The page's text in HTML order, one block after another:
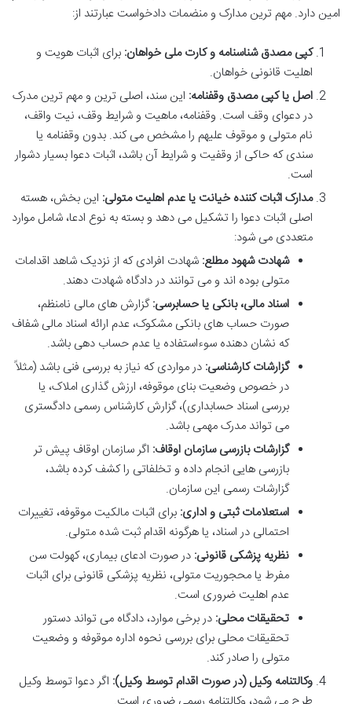
امین دارد. مهم ترین مدارک و منضمات دادخواست عبارتند از:
کپی مصدق شناسنامه و کارت ملی خواهان: برای اثبات هویت و
اهلیت قانونی خواهان.
اصل یا کپی مصدق وقفنامه: این سند، اصلی ترین و مهم ترین مدرک
در دعوای وقف است. وقفنامه، ماهیت و شرایط وقف، نیت واقف،
نام متولی و موقوف علیهم را مشخص می کند. بدون وقفنامه یا
سندی که حاکی از وقفیت و شرایط آن باشد، اثبات دعوا بسیار دشوار
است.
مدارک اثبات کننده خیانت یا عدم اهلیت متولی: این بخش، هسته
اصلی اثبات دعوا را تشکیل می دهد و بسته به نوع ادعا، شامل موارد
متعددی می شود:
شهادت شهود مطلع: شهادت افرادی که از نزدیک شاهد اقدامات
متولی بوده اند و می توانند در دادگاه شهادت دهند.
اسناد مالی، بانکی یا حسابرسی:گزارش های مالی نامنظم،
صورت حساب های بانکی مشکوک، عدم ارائه اسناد مالی شفاف
که نشان دهنده سوءاستفاده یا عدم حساب دهی باشد.
گزارشات کارشناسی: در مواردی که نیاز به بررسی فنی باشد (مثلاً
در خصوص وضعیت بنای موقوفه، ارزش گذاری املاک، یا
بررسی اسناد حسابداری)، گزارش کارشناس رسمی دادگستری
می تواند مدرک مهمی باشد.
گزارشات بازرسی سازمان اوقاف: اگر سازمان اوقاف پیش تر
بازرسی هایی انجام داده و تخلفاتی را کشف کرده باشد،
گزارشات رسمی این سازمان.
استعلامات ثبتی و اداری: برای اثبات مالکیت موقوفه، تغییرات
احتمالی در اسناد، یا هرگونه اقدام ثبت شده متولی.
نظریه پزشکی قانونی: در صورت ادعای بیماری، کهولت سن
مفرط یا محجوریت متولی، نظریه پزشکی قانونی برای اثبات
عدم اهلیت ضروری است.
تحقیقات محلی: در برخی موارد، دادگاه می تواند دستور
تحقیقات محلی برای بررسی نحوه اداره موقوفه و وضعیت
متولی را صادر کند.
وکالتنامه وکیل (در صورت اقدام توسط وکیل): اگر دعوا توسط وکیل